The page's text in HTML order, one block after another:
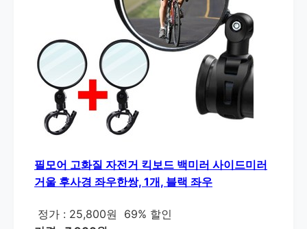
필모어 고화질 자전거 킥보드 백미러 사이드미러
거울 후사경 좌우한쌍, 1개, 블랙 좌우
정가 : 25,800원
69% 할인